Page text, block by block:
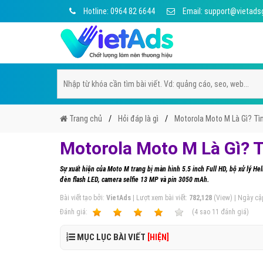
Hotline: 0964 82 6644 Email:
Trang chủ Hỏi đáp là gì Motorola Moto M Là Gì?
Motorola Moto M Là Gì?
Sự xuất hiện của Moto M trang bị màn hình 5.5 inch Full HD, bộ xử lý
đèn flash LED, camera selfie 13 MP và pin 3050 mAh.
Bài viết tạo bởi: VietAds | Lượt xem bài viết: 782,128 (View) | Ngày
Ðánh giá:
(4 sao 11 đánh giá)
MỤC LỤC BÀI VIẾT [HIỆN]